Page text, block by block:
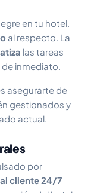
en tu hotel.
al respecto. La
las tareas
inmediato.
asegurarte de
gestionados y
actual.
por
cliente 24/7